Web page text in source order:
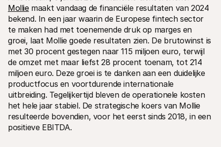
Partners
Voor agencies
Maak kennis met het Agency-Partnerprogramma
Voor
Technische documentatie
Portaal voor developers
Ontdek documentatie en updates voor developers
Mollie maakt vandaag de financiële resultaten van 2024
bekend. In een jaar waarin de Europese fintech sector
te maken had met toenemende druk op marges en
groei, laat Mollie goede resultaten zien. De brutowinst is
met 30 procent gestegen naar 115 miljoen euro, terwijl
de omzet met maar liefst 28 procent toenam, tot 214
miljoen euro. Deze groei is te danken aan een duidelijke
productfocus en voortdurende internationale
uitbreiding. Tegelijkertijd bleven de operationele kosten
het hele jaar stabiel. De strategische koers van Mollie
resulteerde bovendien, voor het eerst sinds 2018, in een
positieve EBITDA.